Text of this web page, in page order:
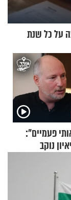
על כל שנת
פעמיים":
נוקב